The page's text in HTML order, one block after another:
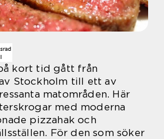
kort tid gått från
Stockholm till ett av
matområden. Här
med moderna
pizzahak och
För den som söker